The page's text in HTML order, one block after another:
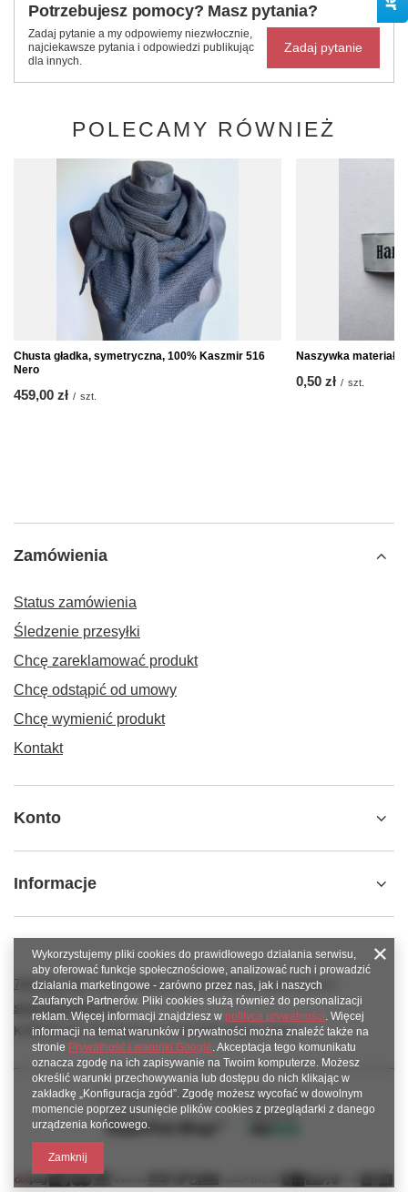
Potrzebujesz pomocy? Masz pytania?
Zadaj pytanie a my odpowiemy niezwłocznie,
najciekawsze pytania i odpowiedzi publikując
dla innych.
Zadaj pytanie
POLECAMY RÓWNIEŻ
Chusta gładka, symetryczna, 100% Kaszmir 516
Nero
459,00 zł / szt.
Naszywka
0,50 zł / szt.
Zamówienia
Status zamówienia
Śledzenie przesyłki
Chcę zareklamować produkt
Chcę odstąpić od umowy
Chcę wymienić produkt
Kontakt
Konto
Informacje
789 221 795 www.facebook.com/KAROlineZielonaGora
sklep@karoline.pl
KAROline24,Ekologiczna 2,65-364Zielona Góra
W sklepie prezentujemy ceny brutto (z VAT).
Wykorzystujemy pliki cookies do prawidłowego działania serwisu,
aby oferować funkcje społecznościowe, analizować ruch i prowadzić
działania marketingowe - zarówno przez nas, jak i naszych
Zaufanych Partnerów. Pliki cookies służą również do personalizacji
reklam. Więcej informacji znajdziesz w polityce prywatności. Więcej
informacji na temat warunków i prywatności można znaleźć także na
stronie Prywatność i warunki Google. Akceptacja tego komunikatu
oznacza zgodę na ich zapisywanie na Twoim komputerze. Możesz
określić warunki przechowywania lub dostępu do nich klikając w
zakładkę „Konfiguracja zgód”. Zgodę możesz wycofać w dowolnym
momencie poprzez usunięcie plików cookies z przeglądarki z danego
urządzenia końcowego.
Zamknij